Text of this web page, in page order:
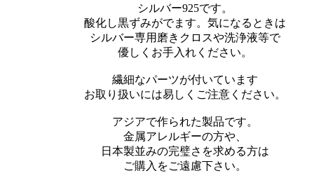
シルバー925です。
酸化し黒ずみがでます。気になるときは
シルバー専用磨きクロスや洗浄液等で
優しくお手入れください。
繊細なパーツが付いています
お取り扱いには易しくご注意ください。
アジアで作られた製品です。
金属アレルギーの方や、
日本製並みの完璧さを求める方は
ご購入をご遠慮下さい。